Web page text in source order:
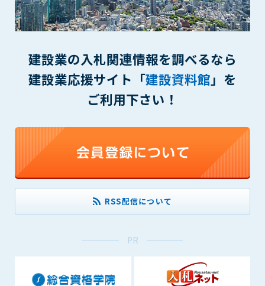
建設業の入札関連情報を調べるなら
建設業応援サイト「建設資料館」を
ご利用下さい！
RSS配信について
PR
第7条（登録内容の削除）
管理者は、会員が登録した内容が以下に該当する、またはその
恐れのあるものは、会員の承諾なく削除できるものとします。
と管理者が、判断した場合
(2) 建設資料館の運営および保守管理上、必要と判断した場合
(3) 広告掲載料金の支払が遅延した場合
(4) その他、管理者が不適当と判断した場合
第8条（サービスの変更・中止等）
管理者は、会員の承諾なく、本サービス内容の変更(新規追加、
廃止を含み)し、本サービスの運営を中止または廃止することが
できるものとします。これに起因する会員または他の第三者が
被った損害について管理者は､一切の責任をも負わないものと
第9条（会員の個人情報）
ビスの提供に関連して管理者が知り得た会員の個人情報（以下
する場合を除き、第三者に開示または提供しないものとしま
す。